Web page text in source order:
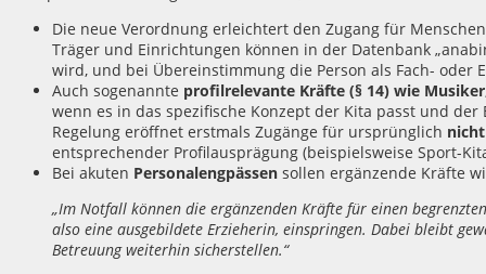
Die neue Verordnung erleichtert den Zugang für
Träger und Einrichtungen können in der Datenbank
wird, und bei Übereinstimmung die Person als Fach- oder
Auch sogenannte profilrelevante Kräfte (§ 14) wie
wenn es in das spezifische Konzept der Kita passt und
Regelung eröffnet erstmals Zugänge für ursprünglich
entsprechender Profilausprägung (beispielsweise Sport-
Bei akuten Personalengpässen sollen ergänzende Kräfte
„Im Notfall können die ergänzenden Kräfte für einen
also eine ausgebildete Erzieherin, einspringen. Dabei bleibt
Betreuung weiterhin sicherstellen.“